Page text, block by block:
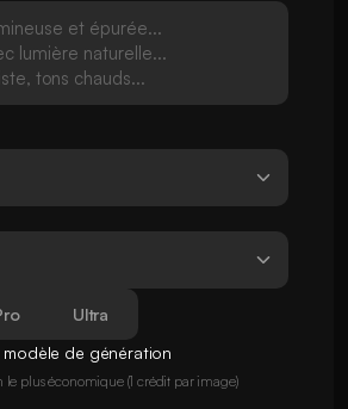
Ultra
de génération
le plus économique (1 crédit par image)